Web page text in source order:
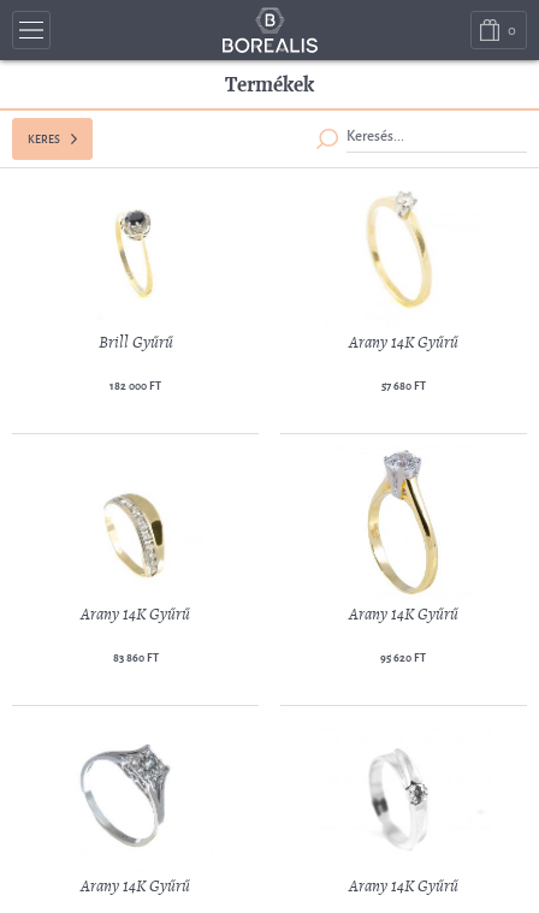
0
Termékek
KERES
Brill Gyűrű
182 000 FT
Arany 14K Gyűrű
57 680 FT
Arany 14K Gyűrű
83 860 FT
Arany 14K Gyűrű
95 620 FT
Arany 14K Gyűrű Arany 14K Gyűrű